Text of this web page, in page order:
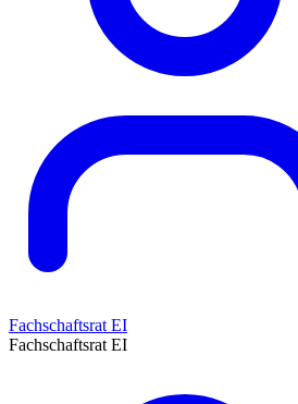
Fachschaftsrat EI
Fachschaftsrat EI